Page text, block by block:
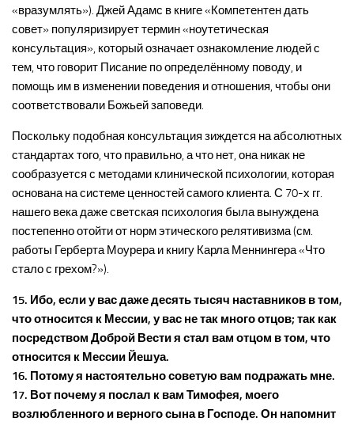
«вразумлять»). Джей Адамс в книге «Компетентен дать
совет» популяризирует термин «ноутетическая
консультация», который означает ознакомление людей с
тем, что говорит Писание по определённому поводу, и
помощь им в изменении поведения и отношения, чтобы они
соответствовали Божьей заповеди.
Поскольку подобная консультация зиждется на абсолютных
стандартах того, что правильно, а что нет, она никак не
сообразуется с методами клинической психологии, которая
основана на системе ценностей самого клиента. С 70-х гг.
нашего века даже светская психология была вынуждена
постепенно отойти от норм этического релятивизма (см.
работы Герберта Моурера и книгу Карла Меннингера «Что
стало с грехом?»).
15. Ибо, если у вас даже десять тысяч наставников в том,
что относится к Мессии, у вас не так много отцов; так как
посредством Доброй Вести я стал вам отцом в том, что
относится к Мессии Йешуа.
16. Потому я настоятельно советую вам подражать мне.
17. Вот почему я послал к вам Тимофея, моего
возлюбленного и верного сына в Господе. Он напомнит